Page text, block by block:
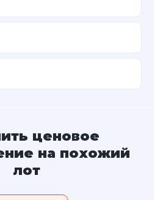
ценовое
на похожий
лот